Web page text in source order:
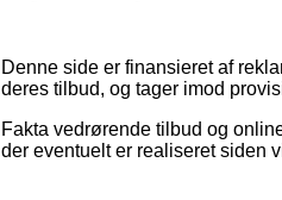
Denne side er finansieret af
deres tilbud, og tager imod
Fakta vedrørende tilbud og
der eventuelt er realiseret siden